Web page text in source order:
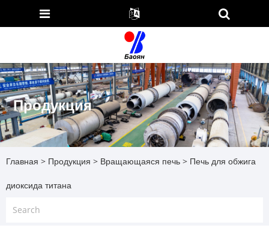
Продукция
Главная > Продукция > Вращающаяся печь > Печь для обжига
диоксида титана